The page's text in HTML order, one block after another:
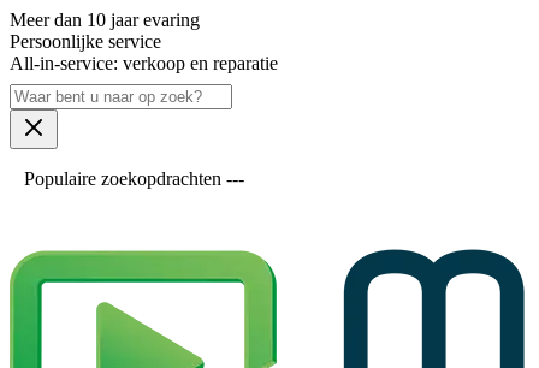
Meer dan 10 jaar evaring
Persoonlijke service
All-in-service: verkoop en reparatie
Populaire zoekopdrachten ---